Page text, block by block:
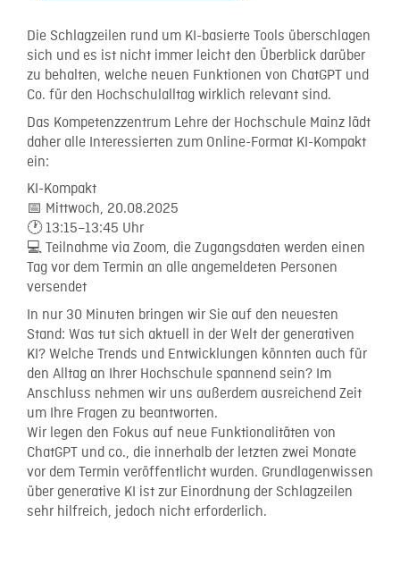
Die Schlagzeilen rund um KI-basierte Tools überschlagen
sich und es ist nicht immer leicht den Überblick darüber
zu behalten, welche neuen Funktionen von ChatGPT und
Co. für den Hochschulalltag wirklich relevant sind.
Das Kompetenzzentrum Lehre der Hochschule Mainz lädt
daher alle Interessierten zum Online-Format KI-Kompakt
ein:
KI-Kompakt
📅 Mittwoch, 20.08.2025
🕐 13:15–13:45 Uhr
💻 Teilnahme via Zoom, die Zugangsdaten werden einen
Tag vor dem Termin an alle angemeldeten Personen
versendet
In nur 30 Minuten bringen wir Sie auf den neuesten
Stand: Was tut sich aktuell in der Welt der generativen
KI? Welche Trends und Entwicklungen könnten auch für
den Alltag an Ihrer Hochschule spannend sein? Im
Anschluss nehmen wir uns außerdem ausreichend Zeit
um Ihre Fragen zu beantworten.
Wir legen den Fokus auf neue Funktionalitäten von
ChatGPT und co., die innerhalb der letzten zwei Monate
vor dem Termin veröffentlicht wurden. Grundlagenwissen
über generative KI ist zur Einordnung der Schlagzeilen
sehr hilfreich, jedoch nicht erforderlich.